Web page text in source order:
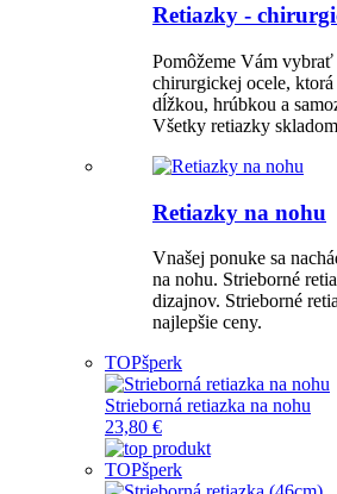
Retiazky -
Pomôžeme Vám vybrať
chirurgickej ocele, ktorá
dĺžkou, hrúbkou a
Všetky retiazky
Retiazky na nohu
Vnašej ponuke sa
na nohu. Strieborné
dizajnov. Strieborné
najlepšie ceny.
TOPšperk
Strieborná retiazka na nohu
23,80 €
TOPšperk